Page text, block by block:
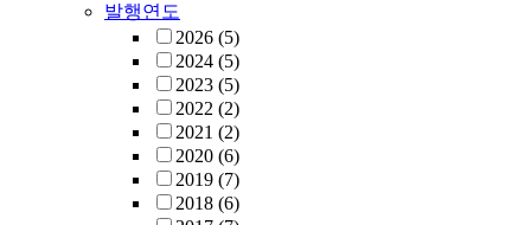
발행연도
2026 (5)
2024 (5)
2023 (5)
2022 (2)
2021 (2)
2020 (6)
2019 (7)
2018 (6)